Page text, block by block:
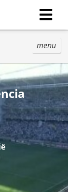
menu